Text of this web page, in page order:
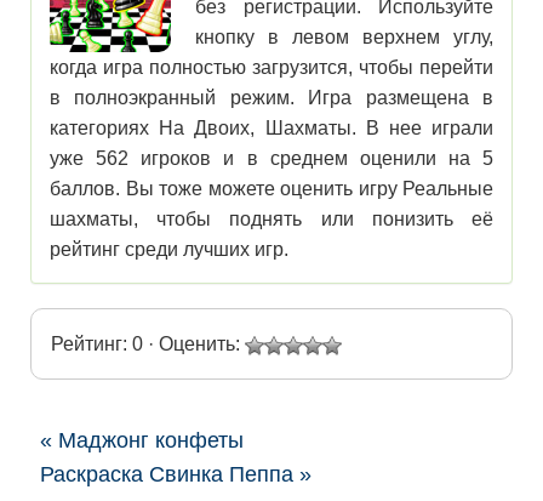
без регистрации. Используйте
кнопку в левом верхнем углу,
когда игра полностью загрузится, чтобы перейти
в полноэкранный режим. Игра размещена в
категориях На Двоих, Шахматы. В нее играли
уже 562 игроков и в среднем оценили на 5
баллов. Вы тоже можете оценить игру Реальные
шахматы, чтобы поднять или понизить её
рейтинг среди лучших игр.
Рейтинг: 0 · Оценить:
« Маджонг конфеты
Раскраска Свинка Пеппа »